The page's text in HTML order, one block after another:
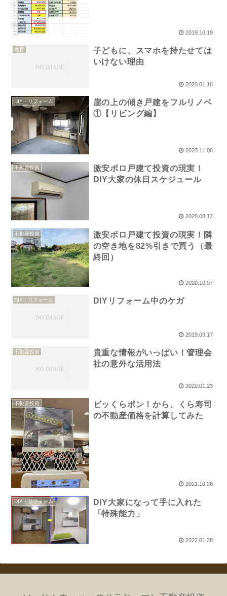
2019.10.19
教育
子どもに、スマホを持たせては
いけない理由
2020.01.16
DIY・リフォーム
崖の上の傾き戸建をフルリノベ
①【リビング編】
2023.11.06
不動産投資
激安ボロ戸建て投資の現実！
DIY大家の休日スケジュール
2020.08.12
不動産投資
激安ボロ戸建て投資の現実！隣
の空き地を82%引きで買う（最
終回）
2020.10.07
DIY・リフォーム DIYリフォーム中のケガ
2019.09.17
不動産投資
貴重な情報がいっぱい！管理会
社の意外な活用法
2020.01.23
不動産投資
ビッくらポン！から、くら寿司
の不動産価格を計算してみた
2021.10.26
DIY・リフォーム
DIY大家になって手に入れた
「特殊能力」
2022.01.28